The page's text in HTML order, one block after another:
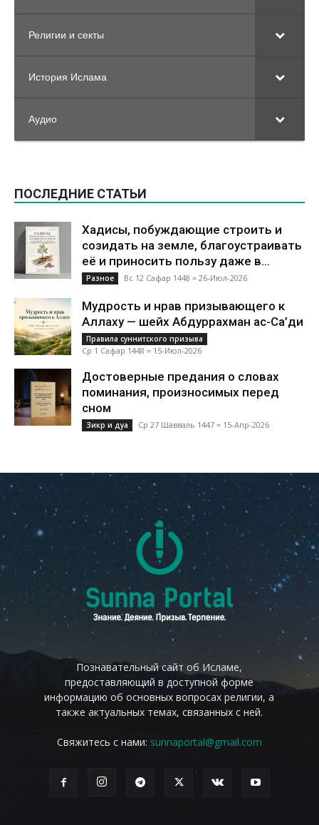
Религии и секты
История Ислама
Аудио
ПОСЛЕДНИЕ СТАТЬИ
Хадисы, побуждающие строить и
созидать на земле, благоустраивать
её и приносить пользу даже в...
Разное Вс 12 Сафар 1448 = 26-Июл-2026
Мудрость и нрав призывающего к
Аллаху — шейх Абдуррахман ас-Са’ди
Правила суннитского призыва
Ср 1 Сафар 1448 = 15-Июл-2026
Достоверные предания о словах
поминания, произносимых перед
сном
Зикр и дуа Ср 27 Шавваль 1447 = 15-Апр-2026
Познавательный сайт об Исламе,
предоставляющий в доступной форме
информацию об основных вопросах религии, а
также актуальных темах, связанных с ней.
Свяжитесь с нами: sunnaportal@gmail.com